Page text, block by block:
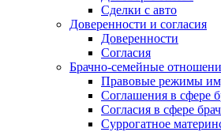
Сделки с авто
Доверенности и согласия
Доверенности
Согласия
Брачно-семейные
Правовые режимы
Соглашения в сфере
Согласия в сфере
Суррогатное